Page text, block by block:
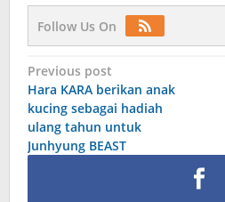
Follow Us On
Post
navigation
Previous post
Hara KARA berikan anak
kucing sebagai hadiah
ulang tahun untuk
Junhyung BEAST